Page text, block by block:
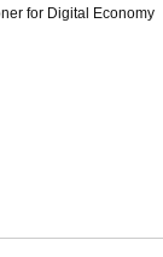
for Digital Economy